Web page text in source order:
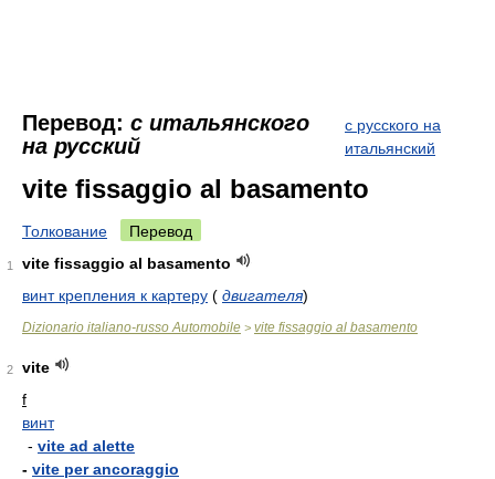
Перевод: с итальянского
на русский
с русского на
итальянский
vite fissaggio al basamento
Толкование Перевод
1
vite fissaggio al basamento
винт крепления к картеру ( двигателя)
Dizionario italiano-russo Automobile > vite fissaggio al basamento
2
vite
f
винт
- vite ad alette
- vite per ancoraggio